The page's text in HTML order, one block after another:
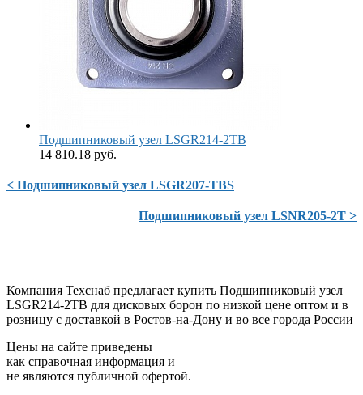
Подшипниковый узел LSGR214-2TB
14 810.18 руб.
< Подшипниковый узел LSGR207-TBS
Подшипниковый узел LSNR205-2T >
Компания Техснаб предлагает купить Подшипниковый узел
LSGR214-2TB для дисковых борон по низкой цене оптом и в
розницу с доставкой в Ростов-на-Дону и во все города России
Цены на сайте приведены
как справочная информация и
не являются публичной офертой.